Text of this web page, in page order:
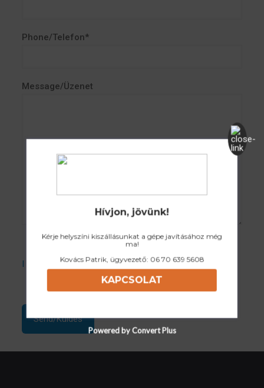
Phone/Telefon*
Message/Üzenet
I accept the Privacy Policy
Hívjon, jövünk!
Kérje helyszíni kiszállásunkat a gépe javításához még
ma!
Kovács Patrik, ügyvezető: 06 70 639 5608
KAPCSOLAT
Powered by Convert Plus